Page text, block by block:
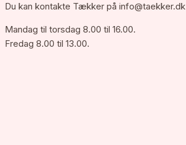
Du kan kontakte Tækker på info@taekker.dk
Mandag til torsdag 8.00 til 16.00.
Fredag 8.00 til 13.00.